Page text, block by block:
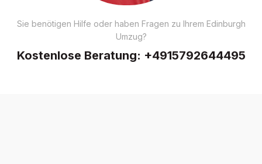
Sie benötigen Hilfe oder haben Fragen zu Ihrem Edinburgh
Umzug?
Kostenlose Beratung: +4915792644495